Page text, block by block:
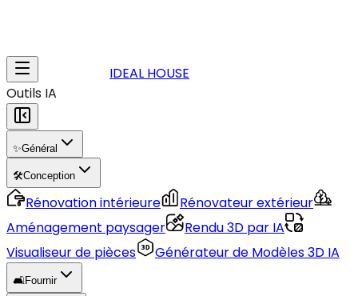
IDEAL HOUSE
Outils IA
✨Général
🛠️Conception
Rénovation intérieure
Rénovateur extérieur
Aménagement paysager
Rendu 3D par IA
Visualiseur de pièces
Générateur de Modèles 3D IA
🛋️Fournir